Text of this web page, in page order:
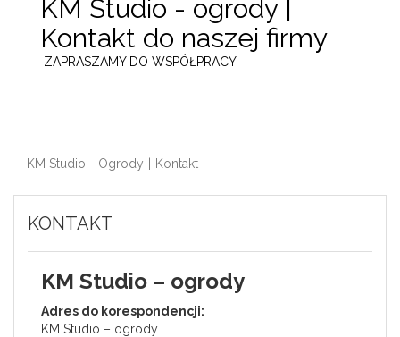
KM Studio - ogrody |
Kontakt do naszej firmy
ZAPRASZAMY DO WSPÓŁPRACY
KM Studio - Ogrody Kontakt
KONTAKT
KM Studio – ogrody
Adres do korespondencji:
KM Studio – ogrody